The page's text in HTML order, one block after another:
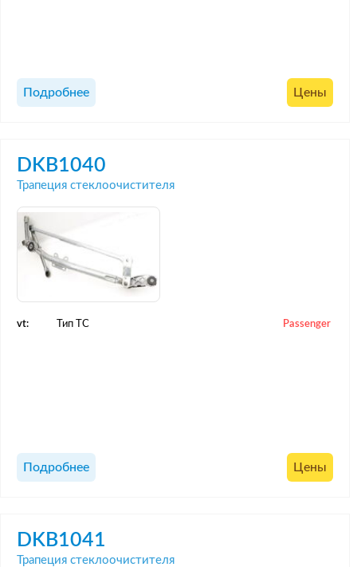
Подробнее Цены
DKB1040
Трапеция стеклоочистителя
vt: Тип ТС Passenger
Подробнее Цены
DKB1041
Трапеция стеклоочистителя